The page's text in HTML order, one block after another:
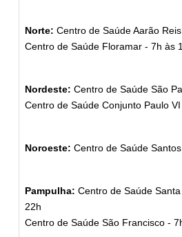
Norte: Centro de Saúde Aarão
Centro de Saúde Floramar - 7h às
Nordeste: Centro de Saúde São
Centro de Saúde Conjunto Paulo
Noroeste: Centro de Saúde
Pampulha: Centro de Saúde
22h
Centro de Saúde São Francisco -